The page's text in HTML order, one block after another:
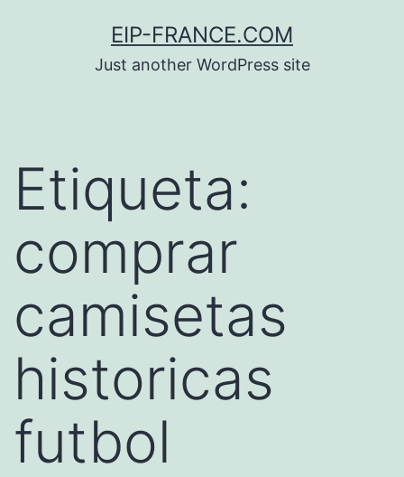
EIP-FRANCE.COM
Just another WordPress site
Etiqueta:
comprar
camisetas
historicas
futbol